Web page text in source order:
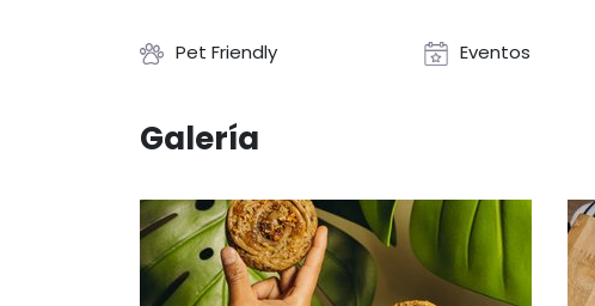
Pet Friendly Eventos
Galería